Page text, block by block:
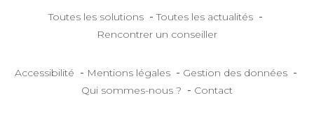
Toutes les solutions -Toutes les actualités -
Rencontrer un conseiller
Accessibilité - Mentions légales - Gestion des données -
Qui sommes-nous ? - Contact